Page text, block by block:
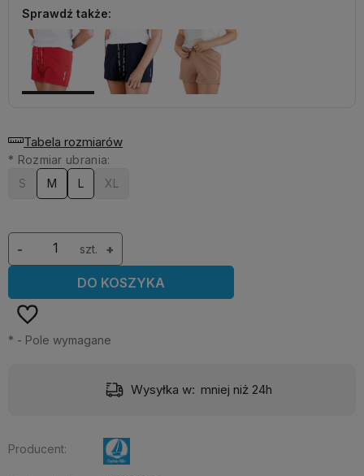
Sprawdź także:
Tabela rozmiarów
* Rozmiar ubrania:
S
M L XL
szt. +
-
DO KOSZYKA
* - Pole wymagane
Wysyłka w: mniej niż 24h
Producent: